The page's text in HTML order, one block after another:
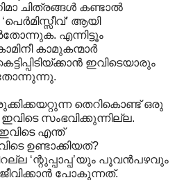
ചിത്രങ്ങള്‍ കണ്ടാല്‍
ആയി
എന്നിട്ടൂം
കാമുകന്മാര്‍
ഇവിടെയാരും
തെറികൊണ്ട് ഒരു
സംഭവിക്കുന്നില്ല.
ഇവിടെ എന്ത്
ഉണ്ടാക്കിയത്?
‘ന്റുപ്പാപ്പ’യും പൂവന്‍പഴവും
പോകുന്നത്.